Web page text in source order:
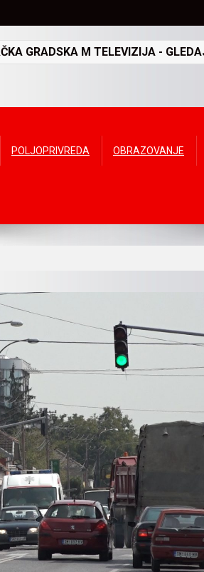
GRADSKA M TELEVIZIJA -
POLJOPRIVREDA OBRAZOVANJE